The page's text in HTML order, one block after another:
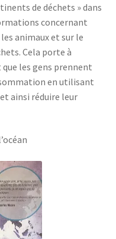
de déchets » dans
concernant
animaux et sur le
Cela porte à
les gens prennent
en utilisant
ainsi réduire leur